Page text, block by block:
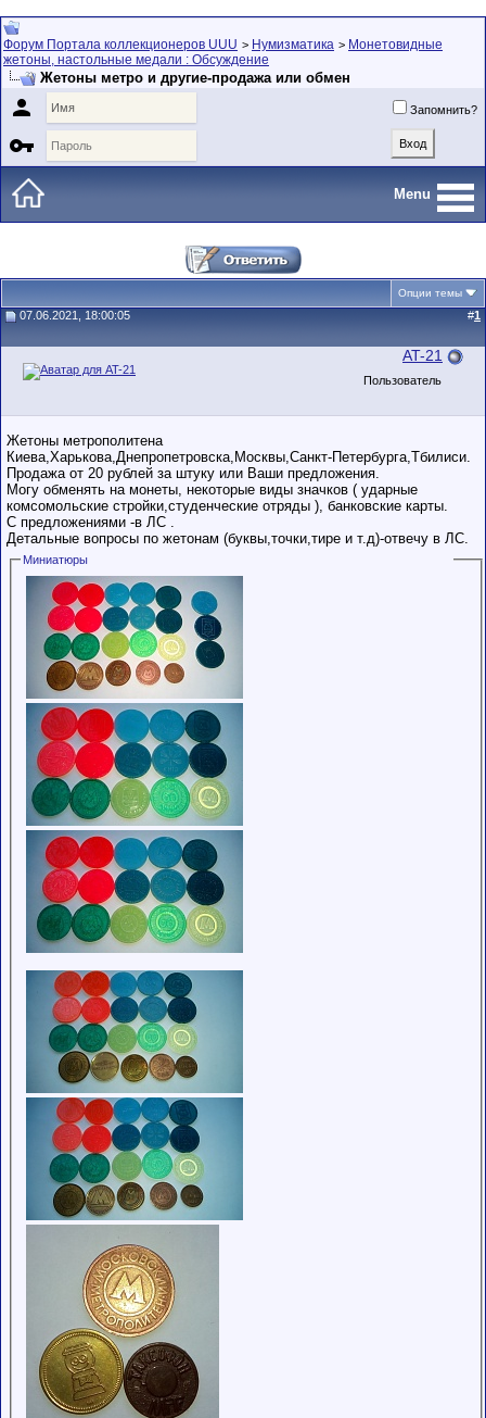
Форум Портала коллекционеров UUU > Нумизматика > Монетовидные
жетоны, настольные медали : Обсуждение
Жетоны метро и другие-продажа или обмен
 Запомнить?

Menu
Опции темы
07.06.2021, 18:00:05 #1
AT-21
Пользователь
Жетоны метрополитена
Киева,Харькова,Днепропетровска,Москвы,Санкт-Петербурга,Тбилиси.
Продажа от 20 рублей за штуку или Ваши предложения.
Могу обменять на монеты, некоторые виды значков ( ударные
комсомольские стройки,студенческие отряды ), банковские карты.
С предложениями -в ЛС .
Детальные вопросы по жетонам (буквы,точки,тире и т.д)-отвечу в ЛС.
Миниатюры